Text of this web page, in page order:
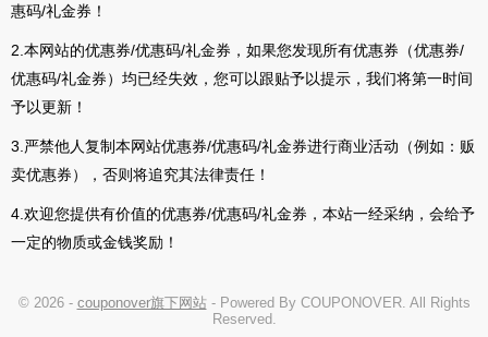
惠码/礼金券！
2.本网站的优惠券/优惠码/礼金券，如果您发现所有优惠券（优惠券/
优惠码/礼金券）均已经失效，您可以跟贴予以提示，我们将第一时间
予以更新！
3.严禁他人复制本网站优惠券/优惠码/礼金券进行商业活动（例如：贩
卖优惠券），否则将追究其法律责任！
4.欢迎您提供有价值的优惠券/优惠码/礼金券，本站一经采纳，会给予
一定的物质或金钱奖励！
© 2026 - couponover旗下网站- Powered By COUPONOVER. All Rights
Reserved.